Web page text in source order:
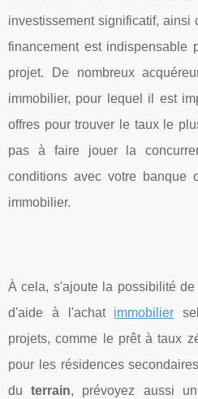
investissement significatif, ainsi
financement est indispensable
projet. De nombreux
immobilier, pour lequel il est
offres pour trouver le taux le
pas à faire jouer la
conditions avec votre banque
immobilier.
À cela, s'ajoute la possibilité
d'aide à l'achat immobilier
projets, comme le prêt à taux
pour les résidences
duterrain, prévoyez aussi